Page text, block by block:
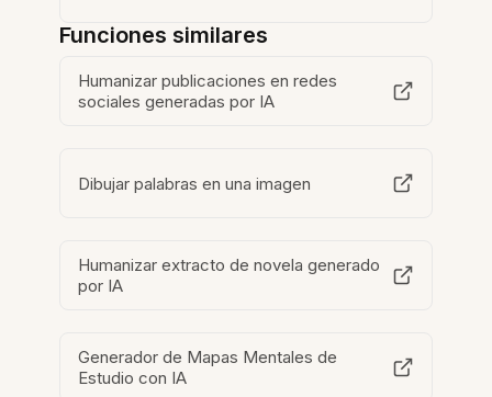
Funciones similares
Humanizar publicaciones en redes
sociales generadas por IA
Dibujar palabras en una imagen
Humanizar extracto de novela generado
por IA
Generador de Mapas Mentales de
Estudio con IA